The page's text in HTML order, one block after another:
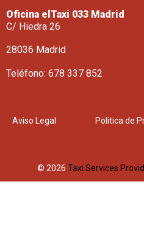
Oficina elTaxi 033 Madrid
C/ Hiedra 26
28036 Madrid
Teléfono: 678 337 852
Aviso Legal Politica de
© 2026 Taxi Services